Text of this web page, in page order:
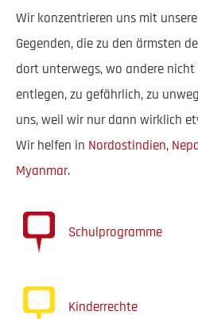
Wir konzentrieren uns mit
Gegenden, die zu den ärmsten
dort unterwegs, wo andere
entlegen, zu gefährlich, zu
uns, weil wir nur dann wirklich
Wir helfen in Nordostindien,
Myanmar.
Schulprogramme
Kinderrechte